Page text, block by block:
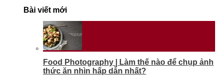
Bài viết mới
Food Photography | Làm thế nào để chụp ảnh
thức ăn nhìn hấp dẫn nhất?